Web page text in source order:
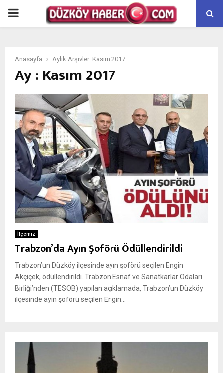
PRIMARY
Anasayfa Aylık Arşivler: Kasım 2017
Ay : Kasım 2017
İlçemiz
Trabzon’da Ayın Şoförü Ödüllendirildi
Trabzon’un Düzköy ilçesinde ayın şoförü seçilen Engin
Akçiçek, ödüllendirildi. Trabzon Esnaf ve Sanatkarlar Odaları
Birliği’nden (TESOB) yapılan açıklamada, Trabzon’un Düzköy
ilçesinde ayın şoförü seçilen Engin...